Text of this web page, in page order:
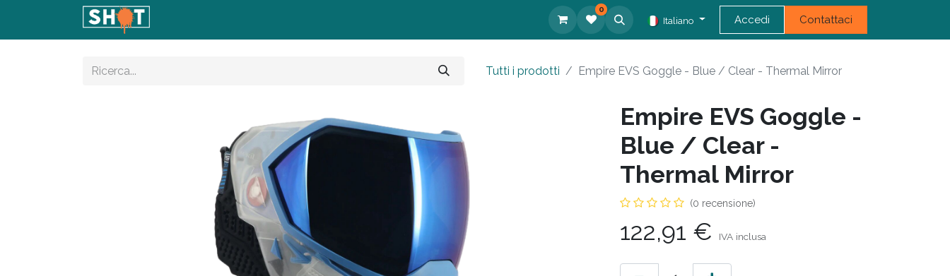
0
Italiano Accedi Contattaci
Tutti i prodotti Empire EVS Goggle - Blue / Clear - Thermal Mirror
Empire EVS Goggle -
Blue / Clear -
Thermal Mirror
(0 recensione)
122,91 € IVA inclusa